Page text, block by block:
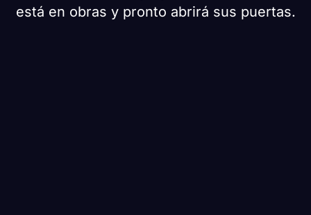
está en obras y pronto abrirá sus puertas.